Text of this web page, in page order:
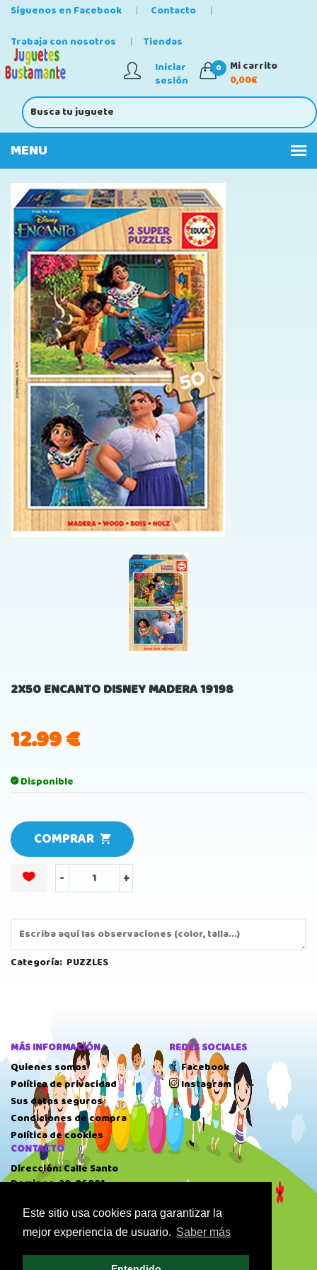
Este sitio usa cookies para garantizar la
mejor experiencia de usuario. Saber más
Síguenos en Facebook
Contacto
Trabaja con nosotros
Tiendas
Iniciar
sesión
0
Mi carrito
0,00€
2X50 ENCANTO DISNEY MADERA 19198
12.99€
Disponible
COMPRAR
- +
Categoría: PUZZLES
MÁS INFORMACIÓN
Quienes somos
Política de privacidad
Sus datos seguros
Condiciones de compra
Política de cookies
REDES SOCIALES
Facebook
Instagram
CONTACTO
Dirección: Calle Santo
Domingo, 20, 06001
Teléfono: 924 22 41 51
HORARIO
10:00 AM-14:00 PM